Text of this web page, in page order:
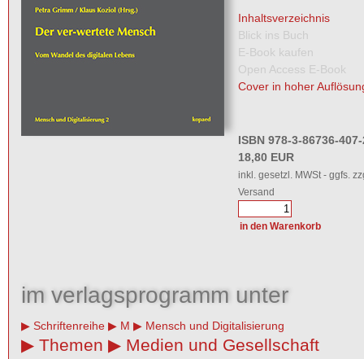
Inhaltsverzeichnis
Blick ins Buch
E-Book kaufen
Open Access E-Book
Cover in hoher
ISBN 978-3-86736-
18,80 EUR
inkl. gesetzl. MWSt - ggfs.
Versand
im verlagsprogramm unter
Schriftenreihe M Mensch und Digitalisierung
Themen Medien und Gesellschaft